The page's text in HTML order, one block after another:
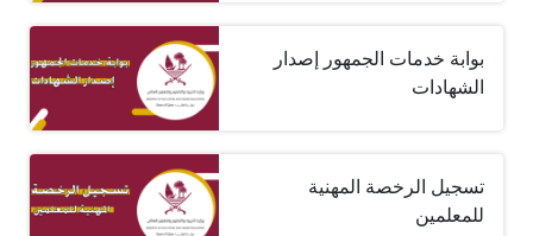
بوابة خدمات الجمهور إصدار
الشهادات
تسجيل الرخصة المهنية
للمعلمين